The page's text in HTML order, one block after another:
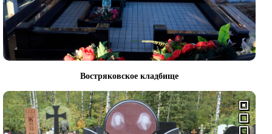
Востряковское кладбище